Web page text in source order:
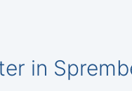
in